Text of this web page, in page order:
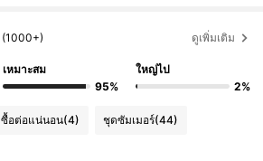
(1000+) ดูเพิ่มเติม
เหมาะสม
95%
ใหญ่ไป
2%
ซื้อต่อแน่นอน(4) ชุดซัมเมอร์(44)